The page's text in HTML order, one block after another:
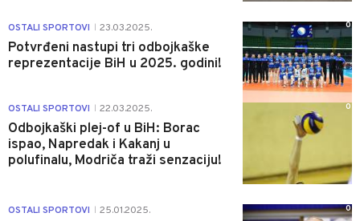
OSTALI SPORTOVI 23.03.2025.
Potvrđeni nastupi tri odbojkaške
reprezentacije BiH u 2025. godini!
0
OSTALI SPORTOVI 22.03.2025.
Odbojkaški plej-of u BiH: Borac
ispao, Napredak i Kakanj u
polufinalu, Modriča traži senzaciju!
0
OSTALI SPORTOVI 25.01.2025. 0